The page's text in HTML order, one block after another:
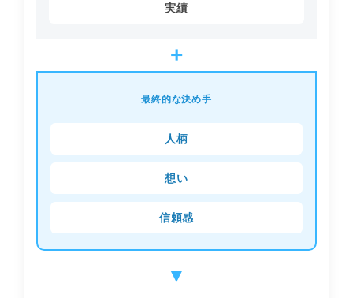
実績
+
最終的な決め手
人柄
想い
信頼感